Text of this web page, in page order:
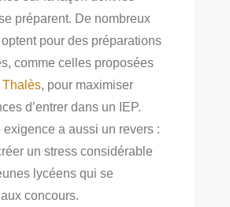
préparent. De nombreux
pour des préparations
comme celles proposées
, pour maximiser
d’entrer dans un IEP.
exigence a aussi un revers :
un stress considérable
lycéens qui se
concours.